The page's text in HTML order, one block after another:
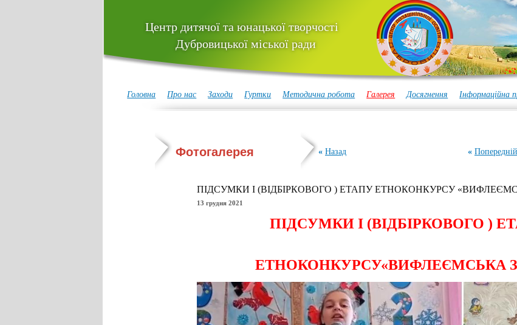
Центр дитячої та юнацької творчості
Дубровицької міської ради
Головна Про нас Заходи Гуртки Методична робота Галерея Досягнення Інформаційна
Фотогалерея « Назад «
ПІДСУМКИ І (ВІДБІРКОВОГО ) ЕТАПУ ЕТНОКОНКУРСУ
13 грудня 2021
ПІДСУМКИ І
ЕТНОКОНКУРСУ«ВИФЛЕЄМСЬКА